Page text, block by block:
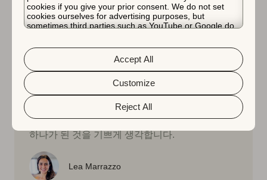
cookies if you give your prior consent. We do not set
cookies ourselves for advertising purposes, but
sometimes third parties such as YouTube or Google do.
about the protection of your personal data and the
different cookies we use, please read our
&Privacy Policy. You can customize your cookie settings
and preferences by clicking the “Customize” button.
Reject All
Customize
Accept All
2021년 11월 26일
AppTweak: 3년 연속 고속 성장 기
술 회사 50 선정
AppTweak이 또 해냈습니다! 저희는 3년 연속 벨
기에에서 가장 빠르게 성장하는 기술 회사 50곳 중
하나가 된 것을 기쁘게 생각합니다.
Lea Marrazzo